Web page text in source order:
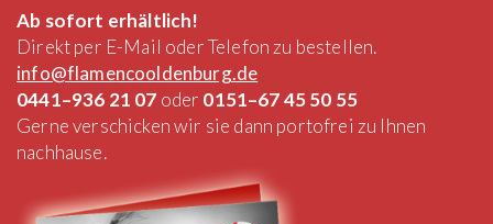
Ab sofort erhältlich!
Direkt per E-Mail oder Telefon zu bestellen.
info@flamencooldenburg.de
0441–936 21 07 oder 0151–67 45 50 55
Gerne verschicken wir sie dann portofrei zu Ihnen
nachhause.